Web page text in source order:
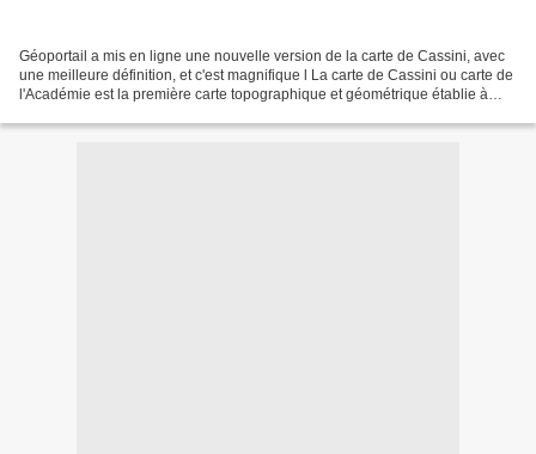
Géoportail a mis en ligne une nouvelle version de la carte de Cassini, avec
une meilleure définition, et c'est magnifique l La carte de Cassini ou carte de
l'Académie est la première carte topographique et géométrique établie à